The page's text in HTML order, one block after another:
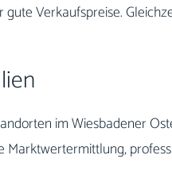
Verkaufspreise.
im Wiesbadener